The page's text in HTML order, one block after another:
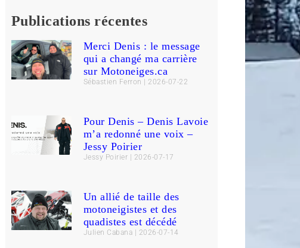
Publications récentes
Merci Denis : le message
qui a changé ma carrière
sur Motoneiges.ca
Sébastien Ferron 2026-07-22
Pour Denis – Denis Lavoie
m’a redonné une voix –
Jessy Poirier
Jessy Poirier 2026-07-17
Un allié de taille des
motoneigistes et des
quadistes est décédé
Julien Cabana 2026-07-14